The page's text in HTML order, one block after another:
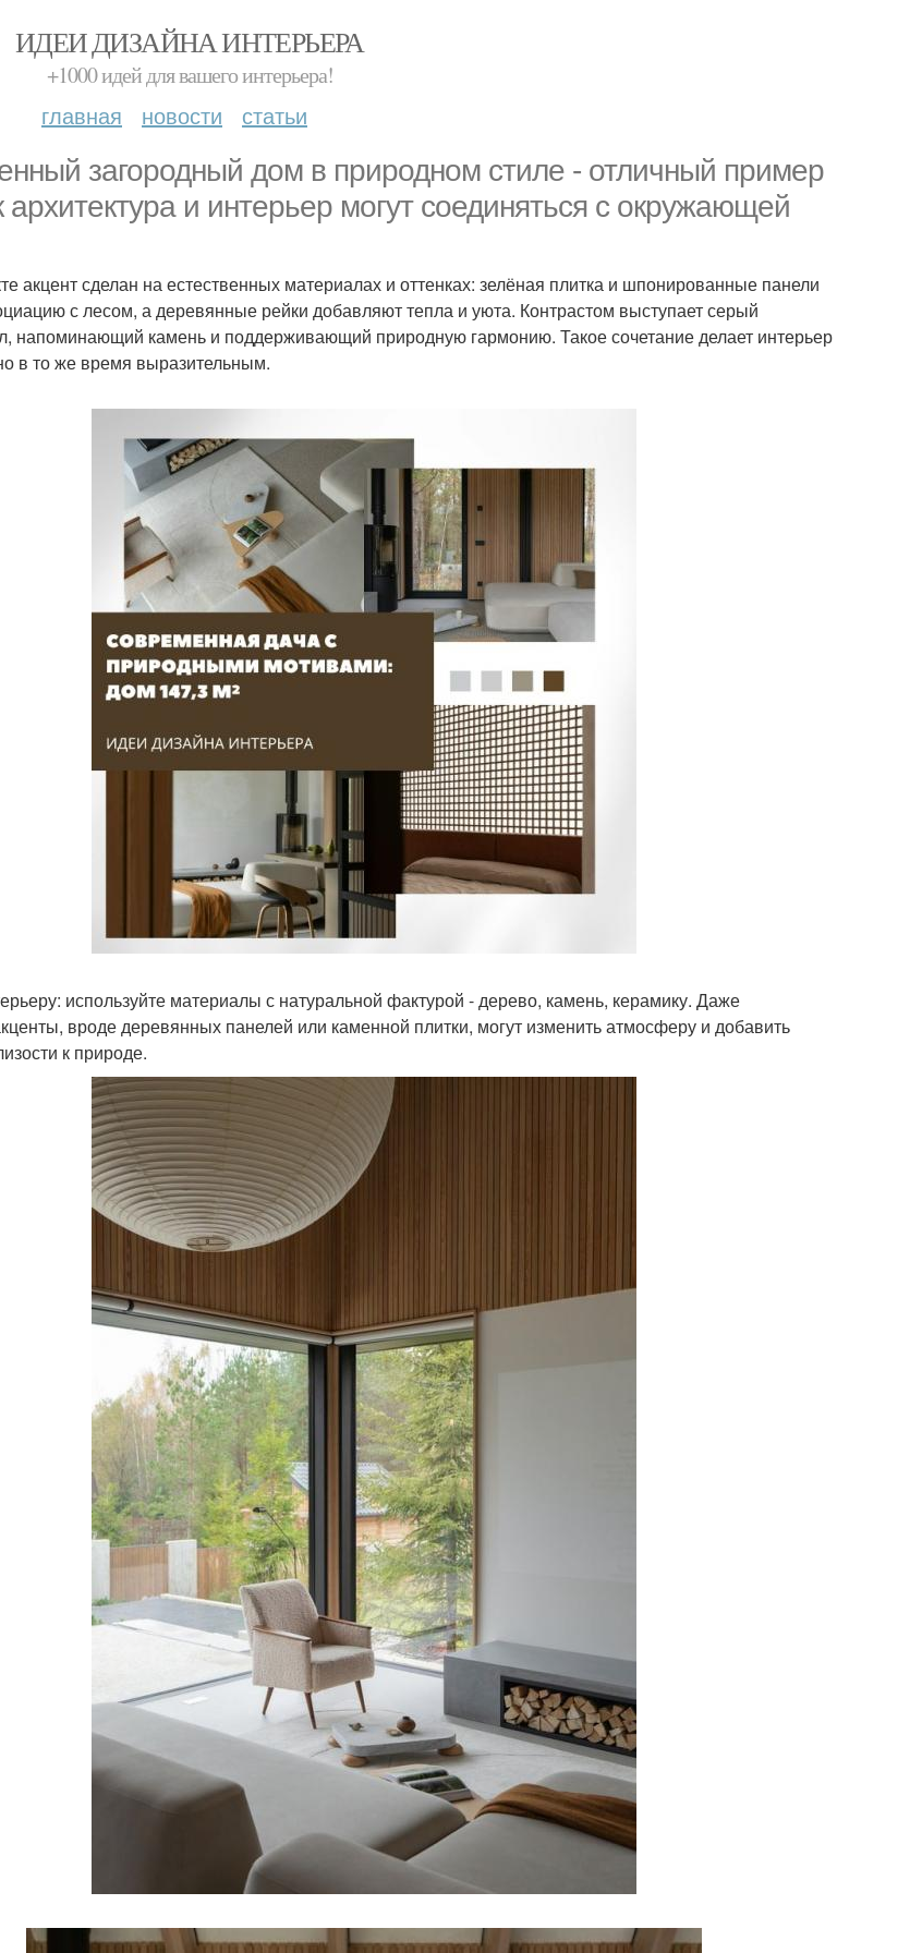
ИДЕИ ДИЗАЙНА ИНТЕРЬЕРА
+1000 идей для вашего интерьера!
главная новости статьи
загородный дом в природном стиле - отличный пример
архитектура и интерьер могут соединяться с окружающей
акцент сделан на естественных материалах и оттенках: зелёная плитка и шпонированные панели
с лесом, а деревянные рейки добавляют тепла и уюта. Контрастом выступает серый
напоминающий камень и поддерживающий природную гармонию. Такое сочетание делает интерьер
в то же время выразительным.
используйте материалы с натуральной фактурой - дерево, камень, керамику. Даже
вроде деревянных панелей или каменной плитки, могут изменить атмосферу и добавить
к природе.